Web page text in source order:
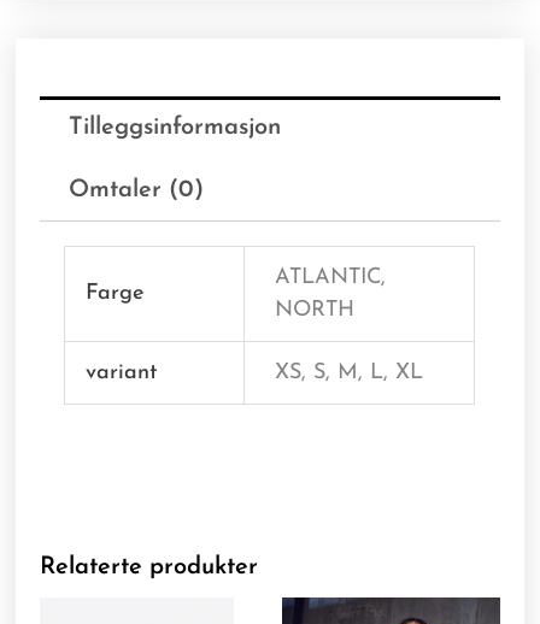
Tilleggsinformasjon
Omtaler (0)
Farge
ATLANTIC,
NORTH
variant XS, S, M, L, XL
Relaterte produkter